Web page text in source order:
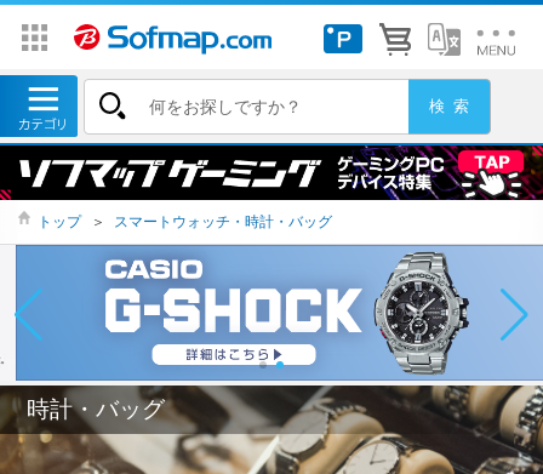
トップ ＞ スマートウォッチ・時計・バッグ
時計・バッグ